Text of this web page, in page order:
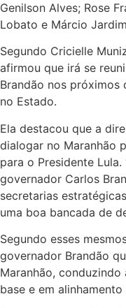
Genilson Alves; Rose
Lobato e Márcio
Segundo Cricielle
afirmou que irá se
Brandão nos
no Estado.
Ela destacou que a
dialogar no Maranhão
para o Presidente
governador Carlos
secretarias
uma boa bancada de
Segundo esses
governador Brandão
Maranhão,
base e em